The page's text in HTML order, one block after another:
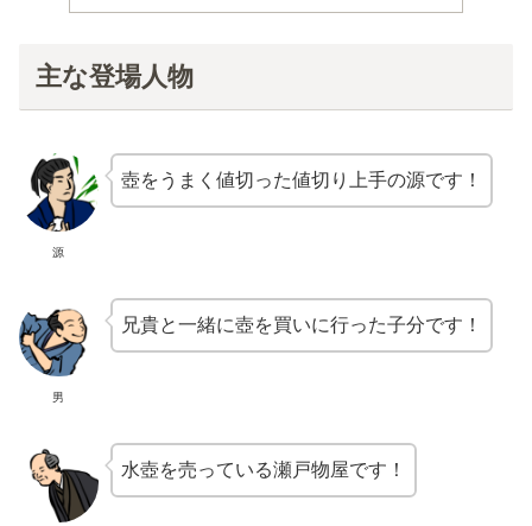
主な登場人物
源
壺をうまく値切った値切り上手の源です！
男
兄貴と一緒に壺を買いに行った子分です！
水壺を売っている瀬戸物屋です！